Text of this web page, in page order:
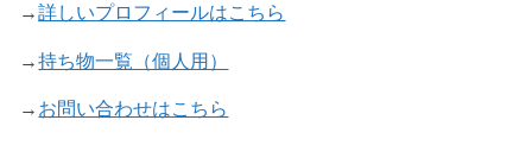
→詳しいプロフィールはこちら
→持ち物一覧（個人用）
→ お問い合わせはこちら